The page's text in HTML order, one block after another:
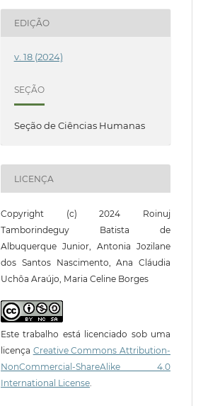
EDIÇÃO
v. 18 (2024)
SEÇÃO
Seção de Ciências Humanas
LICENÇA
Copyright (c) 2024 Roinuj
Tamborindeguy Batista de
Albuquerque Junior, Antonia Jozilane
dos Santos Nascimento, Ana Cláudia
Uchôa Araújo, Maria Celine Borges
Este trabalho está licenciado sob uma
licença Creative Commons Attribution-
NonCommercial-ShareAlike 4.0
International License